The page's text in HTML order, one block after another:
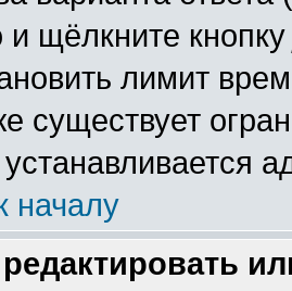
и щёлкните
лимит
существует
устанавливается
началу